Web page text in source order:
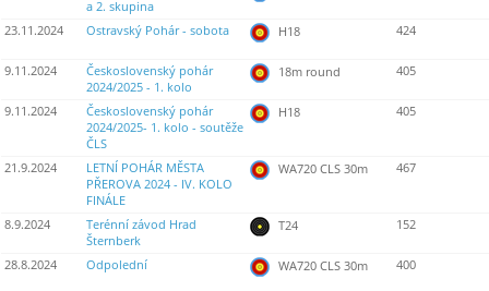
a 2. skupina
23.11.2024 Ostravský Pohár - sobota H18 424
9.11.2024
Československý pohár
2024/2025 - 1. kolo
18m round 405
9.11.2024
Československý pohár
2024/2025- 1. kolo - soutěže
ČLS
H18 405
21.9.2024
LETNÍ POHÁR MĚSTA
PŘEROVA 2024 - IV. KOLO
FINÁLE
WA720 CLS 30m 467
8.9.2024
Terénní závod Hrad
Šternberk
T24 152
28.8.2024 Odpolední WA720 CLS 30m 400